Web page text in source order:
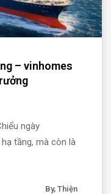
– vinhomes
ngày
tầng, mà còn là
By, Thiện